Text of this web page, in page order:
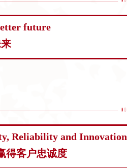
future
Reliability and Innovation
得客户忠诚度